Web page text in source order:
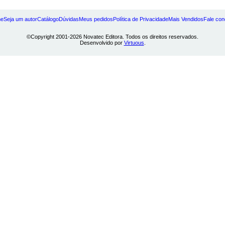
Seja um autorCatálogoDúvidasMeus pedidosPolítica de PrivacidadeMais VendidosFale
©Copyright 2001-2026 Novatec Editora. Todos os direitos reservados.
Desenvolvido por Virtuous